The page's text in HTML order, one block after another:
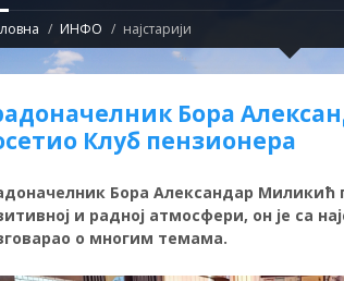
ИНФО најстарији
Бора
Клуб пензионера
Бора Александар Миликић
и радној атмосфери, он је са
о многим темама.